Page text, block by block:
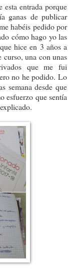
entrada porque
ganas de publicar
habéis pedido por
cómo hago yo las
hice en 3 años a
curso, una con unas
que me fui
no he podido. Lo
semana desde que
esfuerzo que sentía